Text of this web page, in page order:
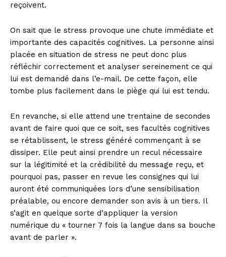
reçoivent.
On sait que le stress provoque une chute immédiate et
importante des capacités cognitives. La personne ainsi
placée en situation de stress ne peut donc plus
réfléchir correctement et analyser sereinement ce qui
lui est demandé dans l’e-mail. De cette façon, elle
tombe plus facilement dans le piège qui lui est tendu.
En revanche, si elle attend une trentaine de secondes
avant de faire quoi que ce soit, ses facultés cognitives
se rétablissent, le stress généré commençant à se
dissiper. Elle peut ainsi prendre un recul nécessaire
sur la légitimité et la crédibilité du message reçu, et
pourquoi pas, passer en revue les consignes qui lui
auront été communiquées lors d’une sensibilisation
préalable, ou encore demander son avis à un tiers. Il
s’agit en quelque sorte d’appliquer la version
numérique du « tourner 7 fois la langue dans sa bouche
avant de parler ».